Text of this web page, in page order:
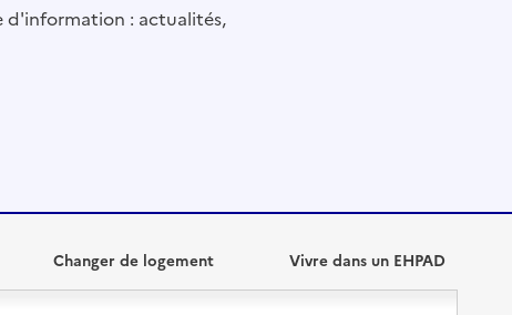
d'information : actualités,
Changer de logement Vivre dans un EHPAD